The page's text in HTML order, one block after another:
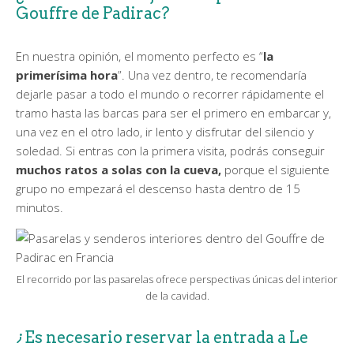
Gouffre de Padirac?
En nuestra opinión, el momento perfecto es “la
primerísima hora”. Una vez dentro, te recomendaría
dejarle pasar a todo el mundo o recorrer rápidamente el
tramo hasta las barcas para ser el primero en embarcar y,
una vez en el otro lado, ir lento y disfrutar del silencio y
soledad. Si entras con la primera visita, podrás conseguir
muchos ratos a solas con la cueva, porque el siguiente
grupo no empezará el descenso hasta dentro de 15
minutos.
El recorrido por las pasarelas ofrece perspectivas únicas del interior
de la cavidad.
¿Es necesario reservar la entrada a Le